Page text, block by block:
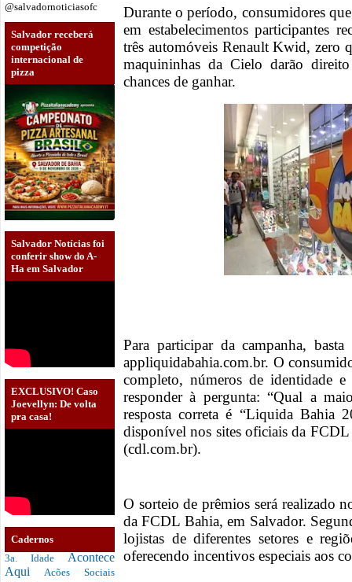
@salvadornoticiasofc
Salvador receberá
competição
internacional de
pizza
Salvador Notícias foi
conferir show do A-
Ha em Salvador
EXCLUSIVO! Caso
Joevellyn: De volta
pra casa!
Cadernos
3a. Idade Acontece
Aqui Acões Sociais
Durante o período, consumidores
em estabelecimentos participantes
três automóveis Renault Kwid, zero
maquininhas da Cielo darão
chances de ganhar.
Para participar da campanha,
appliquidabahia.com.br. O
completo, números de identidade
responder à pergunta: “Qual a
resposta correta é “Liquida Bahia
disponível nos sites oficiais da
(cdl.com.br).
O sorteio de prêmios será realizado
da FCDL Bahia, em Salvador.
lojistas de diferentes setores e
oferecendo incentivos especiais aos